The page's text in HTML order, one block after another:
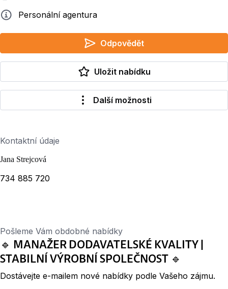
ZadavatelPersonální agentura
Odpovědět
Uložit nabídku
Další možnosti
Kontaktní údaje
Jana Strejcová
734 885 720
Pošleme Vám obdobné nabídky
🔹 MANAŽER DODAVATELSKÉ KVALITY |
STABILNÍ VÝROBNÍ SPOLEČNOST 🔹
Dostávejte e-mailem nové nabídky podle Vašeho zájmu.